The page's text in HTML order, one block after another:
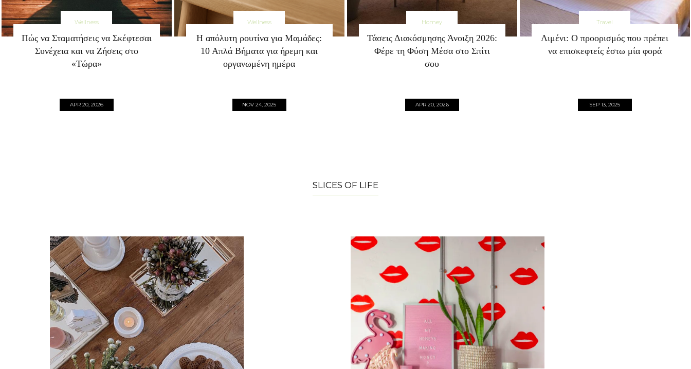
Wellness
Πώς να Σταματήσεις να Σκέφτεσαι
Συνέχεια και να Ζήσεις στο
«Τώρα»
APR 20, 2026
Wellness
Η απόλυτη ρουτίνα για Μαμάδες:
10 Απλά Βήματα για ήρεμη και
οργανωμένη ημέρα
NOV 24, 2025
Homey
Τάσεις Διακόσμησης Άνοιξη 2026:
Φέρε τη Φύση Μέσα στο Σπίτι
σου
APR 20, 2026
Travel
Λιμένι: Ο προορισμός που πρέπει
να επισκεφτείς έστω μία φορά
SEP 13, 2025
SLICES OF LIFE